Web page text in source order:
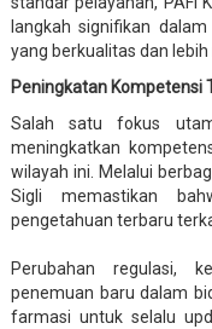
langkah signifikan
yang berkualitas dan
Peningkatan Kompetensi
Salah satu fokus
meningkatkan
wilayah ini. Melalui
Sigli memastikan
pengetahuan terbaru
Perubahan regulasi,
penemuan baru dalam
farmasi untuk selalu